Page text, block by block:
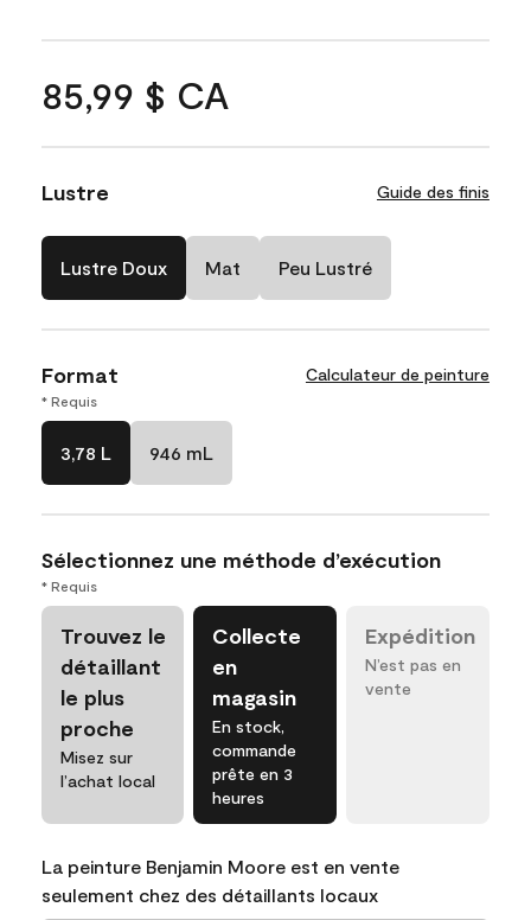
85,99 $ CA
Lustre Guide des finis
Lustre Doux Mat Peu Lustré
Format Calculateur de peinture
* Requis
3,78 L 946 mL
Sélectionnez une méthode d’exécution
* Requis
Trouvez le
détaillant
le plus
proche
Misez sur
l’achat local
Collecte
en
magasin
En stock,
commande
prête en 3
heures
Expédition
N’est pas en
vente
La peinture Benjamin Moore est en vente
seulement chez des détaillants locaux